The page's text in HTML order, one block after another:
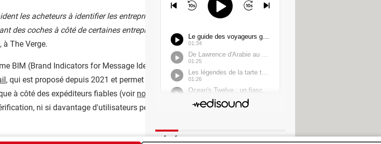
les acheteurs à identifier les entreprises dignes de confiance en ligne, et
des coches à côté de certaines entreprises sur Google"
The Verge.
BIM (Brand Indicators for Message Identification, ou "indicateurs de marque
, qui est proposé depuis 2021 et permet d'afficher des coches dans les
à côté des expéditeurs fiables (voir notre article). Google n'a pas encore
ni si davantage d'utilisateurs peuvent s'attendre à profiter de cette
TÉLÉCHARGEMENT